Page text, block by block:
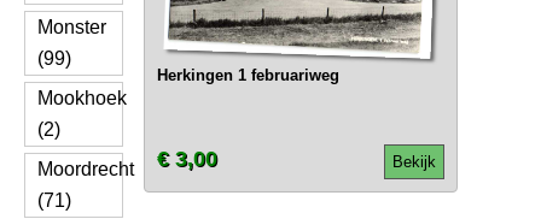
Monster
(99)
Mookhoek
(2)
Moordrecht
(71)
Herkingen 1 februariweg
Bekijk
€ 3,00